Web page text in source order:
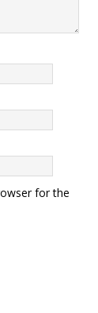
for the